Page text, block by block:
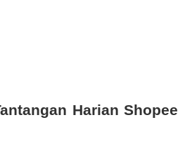
Harian Shopee